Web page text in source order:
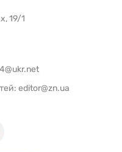
19/1
editor@zn.ua